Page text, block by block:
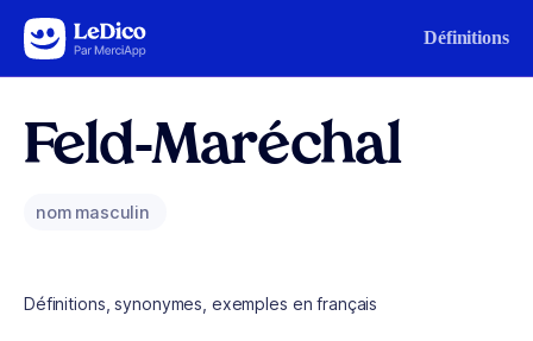
Aller au contenu Définitions
Feld-Maréchal
nom masculin
Définitions, synonymes, exemples en français